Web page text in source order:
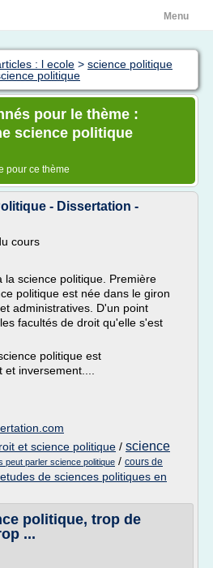
Menu
: l ecole > science politique
politique
pour le thème :
science politique
pour ce thème
- Dissertation -
cours
la science politique. Première
politique est née dans le giron
administratives. D'un point
facultés de droit qu'elle s'est
politique est
inversement....
et science politique / science
peut parler science politique / cours de
etudes de sciences politiques en
politique, trop de
...